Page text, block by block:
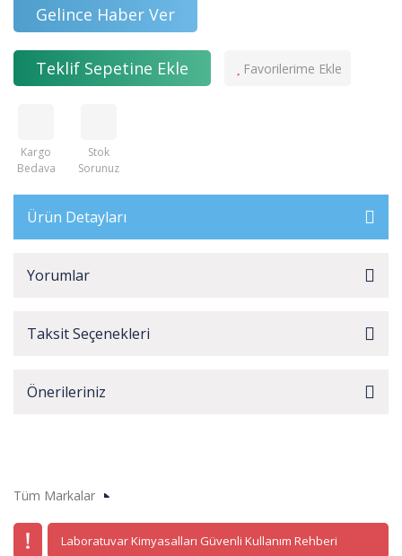
Gelince Haber Ver
Teklif Sepetine Ekle
Kargo
Bedava
Stok
Sorunuz
Ürün Detayları
Yorumlar
Taksit Seçenekleri
Önerileriniz
Tüm Markalar
Laboratuvar Kimyasalları Güvenli Kullanım Rehberi